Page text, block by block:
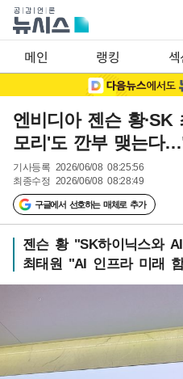
메인 랭킹
엔비디아 젠슨 황·SK
모리'도 깐부 맺는다
기사등록 2026/06/08 08:25:56
최종수정 2026/06/08 08:28:49
구글에서 선호하는 매체로 추가
젠슨 황 "SK하이닉스와
최태원 "AI 인프라 미래